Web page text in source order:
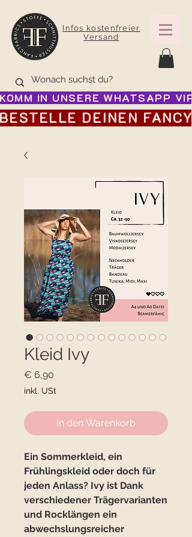
Infos kostenfreier
Versand
KOMM IN UNSERE WHATSAPP
BESTELLE DEINEN
Kleid Ivy
€ 6,90
inkl. USt
In den Warenkorb
Ein Sommerkleid, ein
Frühlingskleid oder doch für
jeden Anlass? Ivy ist Dank
verschiedener Trägervarianten
und Rocklängen ein
abwechslungsreicher